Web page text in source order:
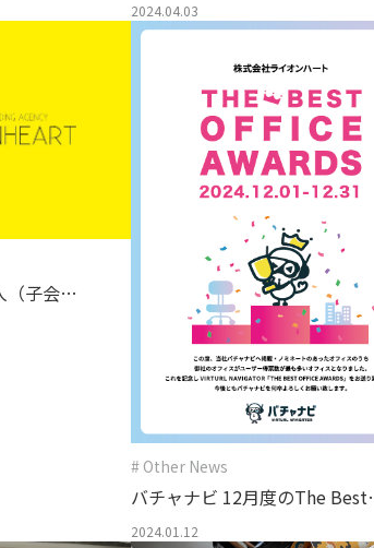
2024.04.03
（子会
# Other News
バチャナビ 12月度のThe Best
Office Awards受賞
2024.01.12